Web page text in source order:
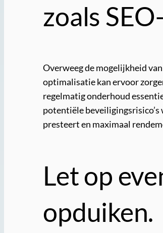
zoals
Overweeg de mogelijkheid
optimalisatie kan ervoor
regelmatig onderhoud
potentiële
presteert en maximaal
Let op
opduiken.